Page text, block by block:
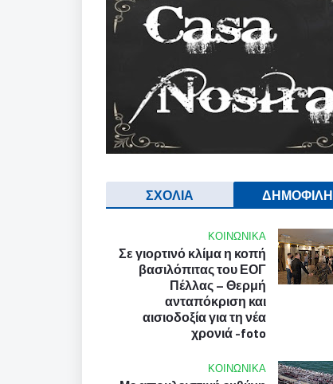
ΔΗΜΟΦΙΛΗ
ΣΧΟΛΙΑ
ΚΟΙΝΩΝΙΚΑ
Σε γιορτινό κλίμα η κοπή
βασιλόπιτας του ΕΟΓ
Πέλλας – Θερμή
ανταπόκριση και
αισιοδοξία για τη νέα
χρονιά -foto
ΚΟΙΝΩΝΙΚΑ